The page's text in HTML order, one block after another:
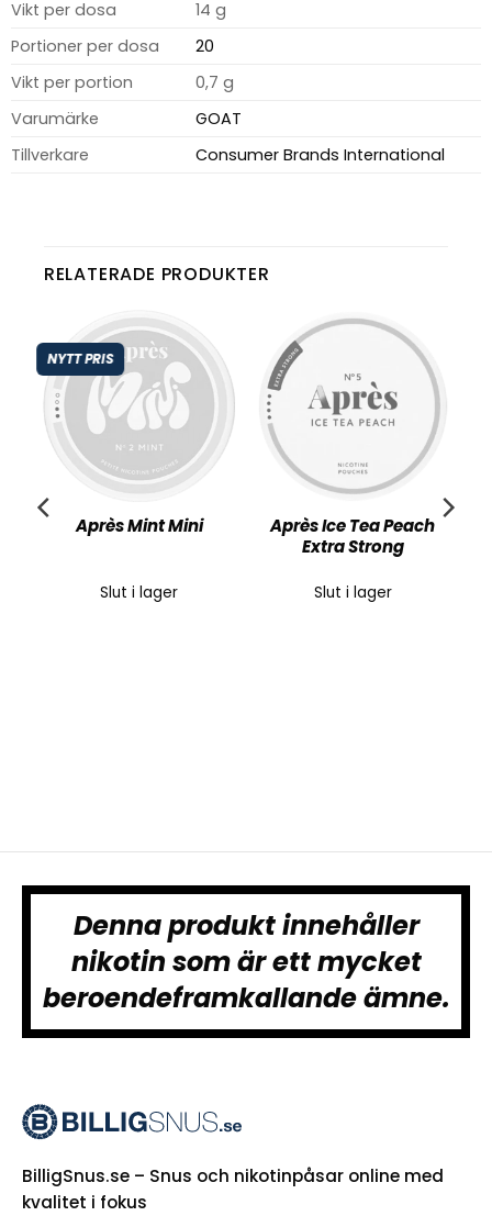
Vikt per dosa
14 g
Portioner per dosa
20
Vikt per portion
0,7 g
Varumärke
GOAT
Tillverkare
Consumer Brands International
RELATERADE PRODUKTER
NYTT PRIS
Après Mint Mini
Slut i lager
Après Ice Tea Peach
Extra Strong
Slut i lager
Denna produkt innehåller
nikotin som är ett mycket
beroendeframkallande ämne.
BilligSnus.se – Snus och nikotinpåsar online med
kvalitet i fokus